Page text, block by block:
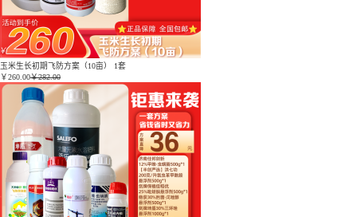
玉米生长初期飞防方案（10亩） 1套
￥260.00￥282.00